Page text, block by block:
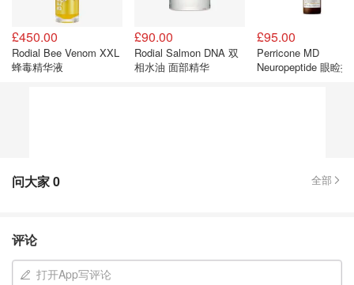
£450.00
Rodial Bee Venom XXL
蜂毒精华液
£90.00
Rodial Salmon DNA 双
相水油 面部精华
£95.00
Perricone MD
Neuropeptide 眼睑提
问大家0 全部
评论
打开App写评论